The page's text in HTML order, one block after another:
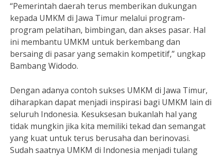
“Pemerintah daerah terus memberikan dukungan
kepada UMKM di Jawa Timur melalui program-
program pelatihan, bimbingan, dan akses pasar. Hal
ini membantu UMKM untuk berkembang dan
bersaing di pasar yang semakin kompetitif,” ungkap
Bambang Widodo.
Dengan adanya contoh sukses UMKM di Jawa Timur,
diharapkan dapat menjadi inspirasi bagi UMKM lain di
seluruh Indonesia. Kesuksesan bukanlah hal yang
tidak mungkin jika kita memiliki tekad dan semangat
yang kuat untuk terus berusaha dan berinovasi.
Sudah saatnya UMKM di Indonesia menjadi tulang